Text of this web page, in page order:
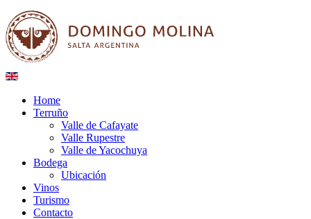
Home
Terruño
Valle de Cafayate
Valle Rupestre
Valle de Yacochuya
Bodega
Ubicación
Vinos
Turismo
Contacto